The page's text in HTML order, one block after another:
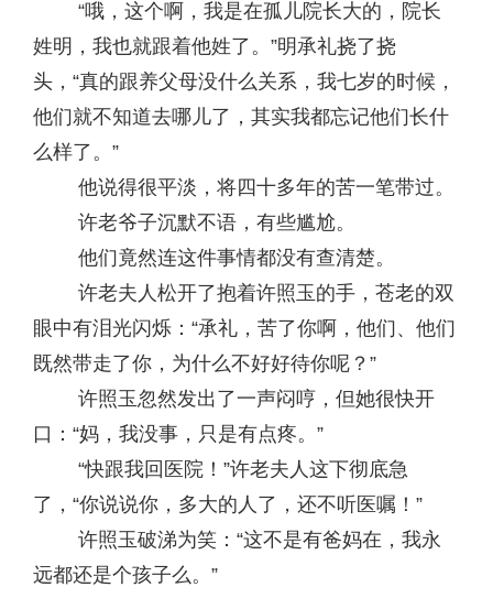
“哦，这个啊，我是在孤儿院长大的，院长
姓明，我也就跟着他姓了。”明承礼挠了挠
头，“真的跟养父母没什么关系，我七岁的时候，
他们就不知道去哪儿了，其实我都忘记他们长什
么样了。”
他说得很平淡，将四十多年的苦一笔带过。
许老爷子沉默不语，有些尴尬。
他们竟然连这件事情都没有查清楚。
许老夫人松开了抱着许照玉的手，苍老的双
眼中有泪光闪烁：“承礼，苦了你啊，他们、他们
既然带走了你，为什么不好好待你呢？”
许照玉忽然发出了一声闷哼，但她很快开
口：“妈，我没事，只是有点疼。”
“快跟我回医院！”许老夫人这下彻底急
了，“你说说你，多大的人了，还不听医嘱！”
许照玉破涕为笑：“这不是有爸妈在，我永
远都还是个孩子么。”